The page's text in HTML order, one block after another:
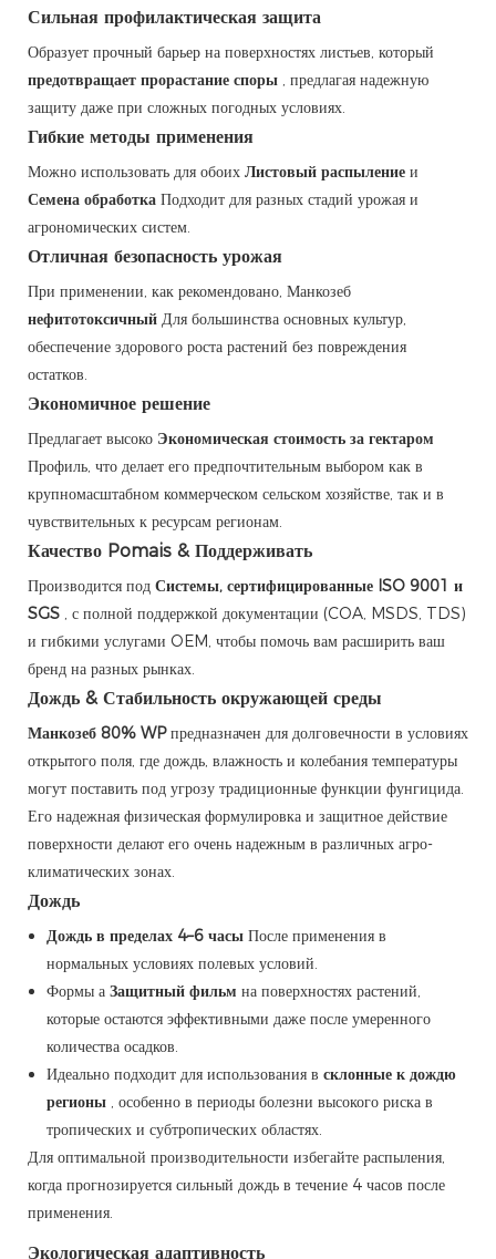
Сильная профилактическая защита
Образует прочный барьер на поверхностях листьев, который
предотвращает прорастание споры , предлагая надежную
защиту даже при сложных погодных условиях.
Гибкие методы применения
Можно использовать для обоих Листовый распыление и
Семена обработка Подходит для разных стадий урожая и
агрономических систем.
Отличная безопасность урожая
При применении, как рекомендовано, Манкозеб
нефитотоксичный Для большинства основных культур,
обеспечение здорового роста растений без повреждения
остатков.
Экономичное решение
Предлагает высоко Экономическая стоимость за гектаром
Профиль, что делает его предпочтительным выбором как в
крупномасштабном коммерческом сельском хозяйстве, так и в
чувствительных к ресурсам регионам.
Качество Pomais & Поддерживать
Производится под Системы, сертифицированные ISO 9001 и
SGS , с полной поддержкой документации (COA, MSDS, TDS)
и гибкими услугами OEM, чтобы помочь вам расширить ваш
бренд на разных рынках.
Дождь & Стабильность окружающей среды
Манкозеб 80% WPпредназначен для долговечности в условиях
открытого поля, где дождь, влажность и колебания температуры
могут поставить под угрозу традиционные функции фунгицида.
Его надежная физическая формулировка и защитное действие
поверхности делают его очень надежным в различных агро-
климатических зонах.
Дождь
Дождь в пределах 4–6 часы После применения в
нормальных условиях полевых условий.
Формы а Защитный фильм на поверхностях растений,
которые остаются эффективными даже после умеренного
количества осадков.
Идеально подходит для использования в склонные к дождю
регионы , особенно в периоды болезни высокого риска в
тропических и субтропических областях.
Для оптимальной производительности избегайте распыления,
когда прогнозируется сильный дождь в течение 4 часов после
применения.
Экологическая адаптивность